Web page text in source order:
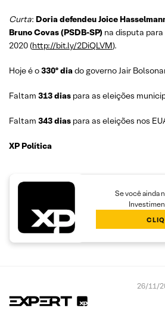
Curta: Doria defendeu Joice
Bruno Covas (PSDB-SP) na disputa
2020 (http://bit.ly/2DiQLVM).
Hoje é o330º diado governo Jair
Faltam 313 dias para as eleições
Faltam 343 dias para as eleições nos
XP Política
Se você ainda
26/11/